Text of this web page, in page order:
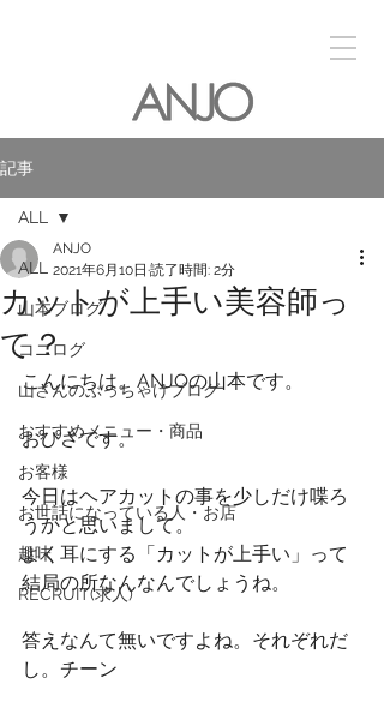
記事
ALL
山本ブログ
コニログ
山さんのぶっちゃけブログ
おすすめメニュー・商品
お客様
お世話になっている人・お店
趣味
RECRUIT(求人)
ALL
カットが上手い美容師っ
て？
ANJO
2021年6月10日 読了時間: 2分
こんにちは。ANJOの山本です。
おひさです。
今日はヘアカットの事を少しだけ喋ろ
うかと思いまして。
よく耳にする「カットが上手い」って
結局の所なんなんでしょうね。
答えなんて無いですよね。それぞれだ
し。チーン